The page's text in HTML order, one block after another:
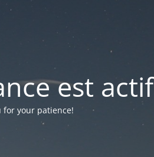
est actif
for your patience!